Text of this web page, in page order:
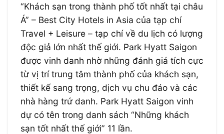
“Khách sạn trong thành phố tốt nhất tại châu
Á” – Best City Hotels in Asia của tạp chí
Travel + Leisure – tạp chí về du lịch có lượng
độc giả lớn nhất thế giới. Park Hyatt Saigon
được vinh danh nhờ những đánh giá tích cực
từ vị trí trung tâm thành phố của khách sạn,
thiết kế sang trọng, dịch vụ chu đáo và các
nhà hàng trứ danh. Park Hyatt Saigon vinh
dự có tên trong danh sách “Những khách
sạn tốt nhất thế giới” 11 lần.